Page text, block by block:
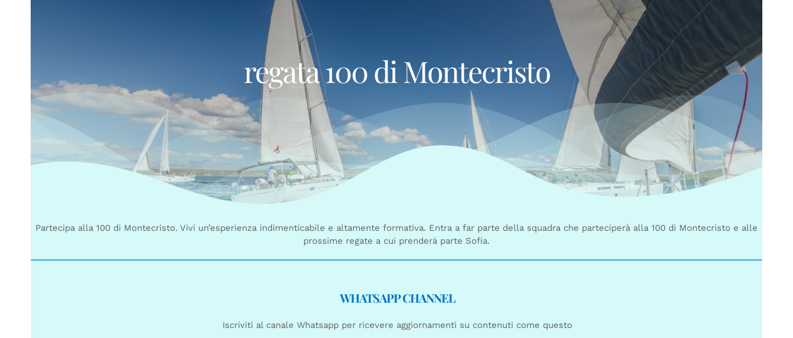
regata 100 di Montecristo
Partecipa alla 100 di Montecristo. Vivi un’esperienza indimenticabile e altamente formativa. Entra a far parte della squadra che parteciperà alla 100 di Montecristo e alle
prossime regate a cui prenderà parte Sofia.
WHATSAPP CHANNEL
Iscriviti al canale Whatsapp per ricevere aggiornamenti su contenuti come questo